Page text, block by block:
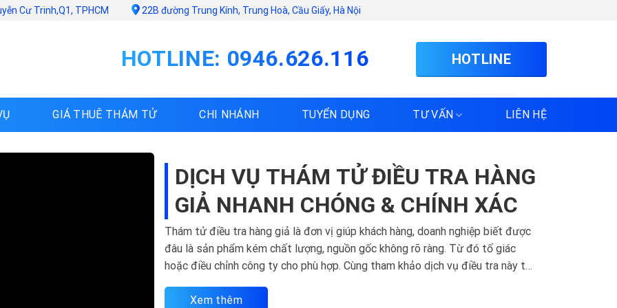
Cư Trinh,Q1, TPHCM 22B đường Trung Kính, Trung Hoà, Cầu Giấy, Hà Nội
HOTLINE: 0946.626.116 HOTLINE
GIÁ THUÊ THÁM TỬ CHI NHÁNH TUYỂN DỤNG TƯ VẤN LIÊN HỆ
DỊCH VỤ THÁM TỬ ĐIỀU TRA HÀNG
GIẢ NHANH CHÓNG & CHÍNH XÁC
Thám tử điều tra hàng giả là đơn vị giúp khách hàng, doanh nghiệp biết được
đâu là sản phẩm kém chất lượng, nguồn gốc không rõ ràng. Từ đó tố giác
hoặc điều chỉnh công ty cho phù hợp. Cùng tham khảo dịch vụ điều tra này tại
Xem thêm